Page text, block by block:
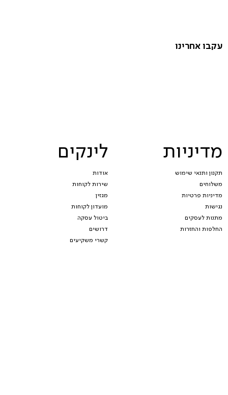
מדיניות
תקנון ותנאי שימוש
משלוחים
מדיניות פרטיות
נגישות
מתנות לעסקים
החלפות והחזרות
לינקים
אודות
שירות לקוחות
מגזין
מועדון לקוחות
ביטול עסקה
דרושים
קשרי משקיעים
עקבו אחרינו